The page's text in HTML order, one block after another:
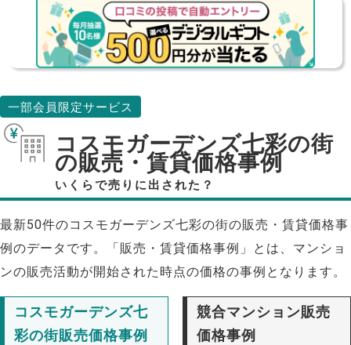
一部会員限定サービス
コスモガーデンズ七彩の街
の販売・賃貸価格事例
いくらで売りに出された？
最新50件のコスモガーデンズ七彩の街の販売・賃貸価格事
例のデータです。「販売・賃貸価格事例」とは、マンショ
ンの販売活動が開始された時点の価格の事例となります。
コスモガーデンズ七
彩の街販売価格事例
競合マンション販売
価格事例